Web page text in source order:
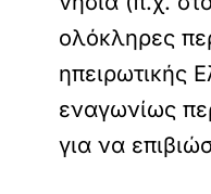
ολόκληρες
ηπειρωτικής
εναγωνίως
για να